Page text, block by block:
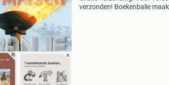
verzonden! Boekenbalie